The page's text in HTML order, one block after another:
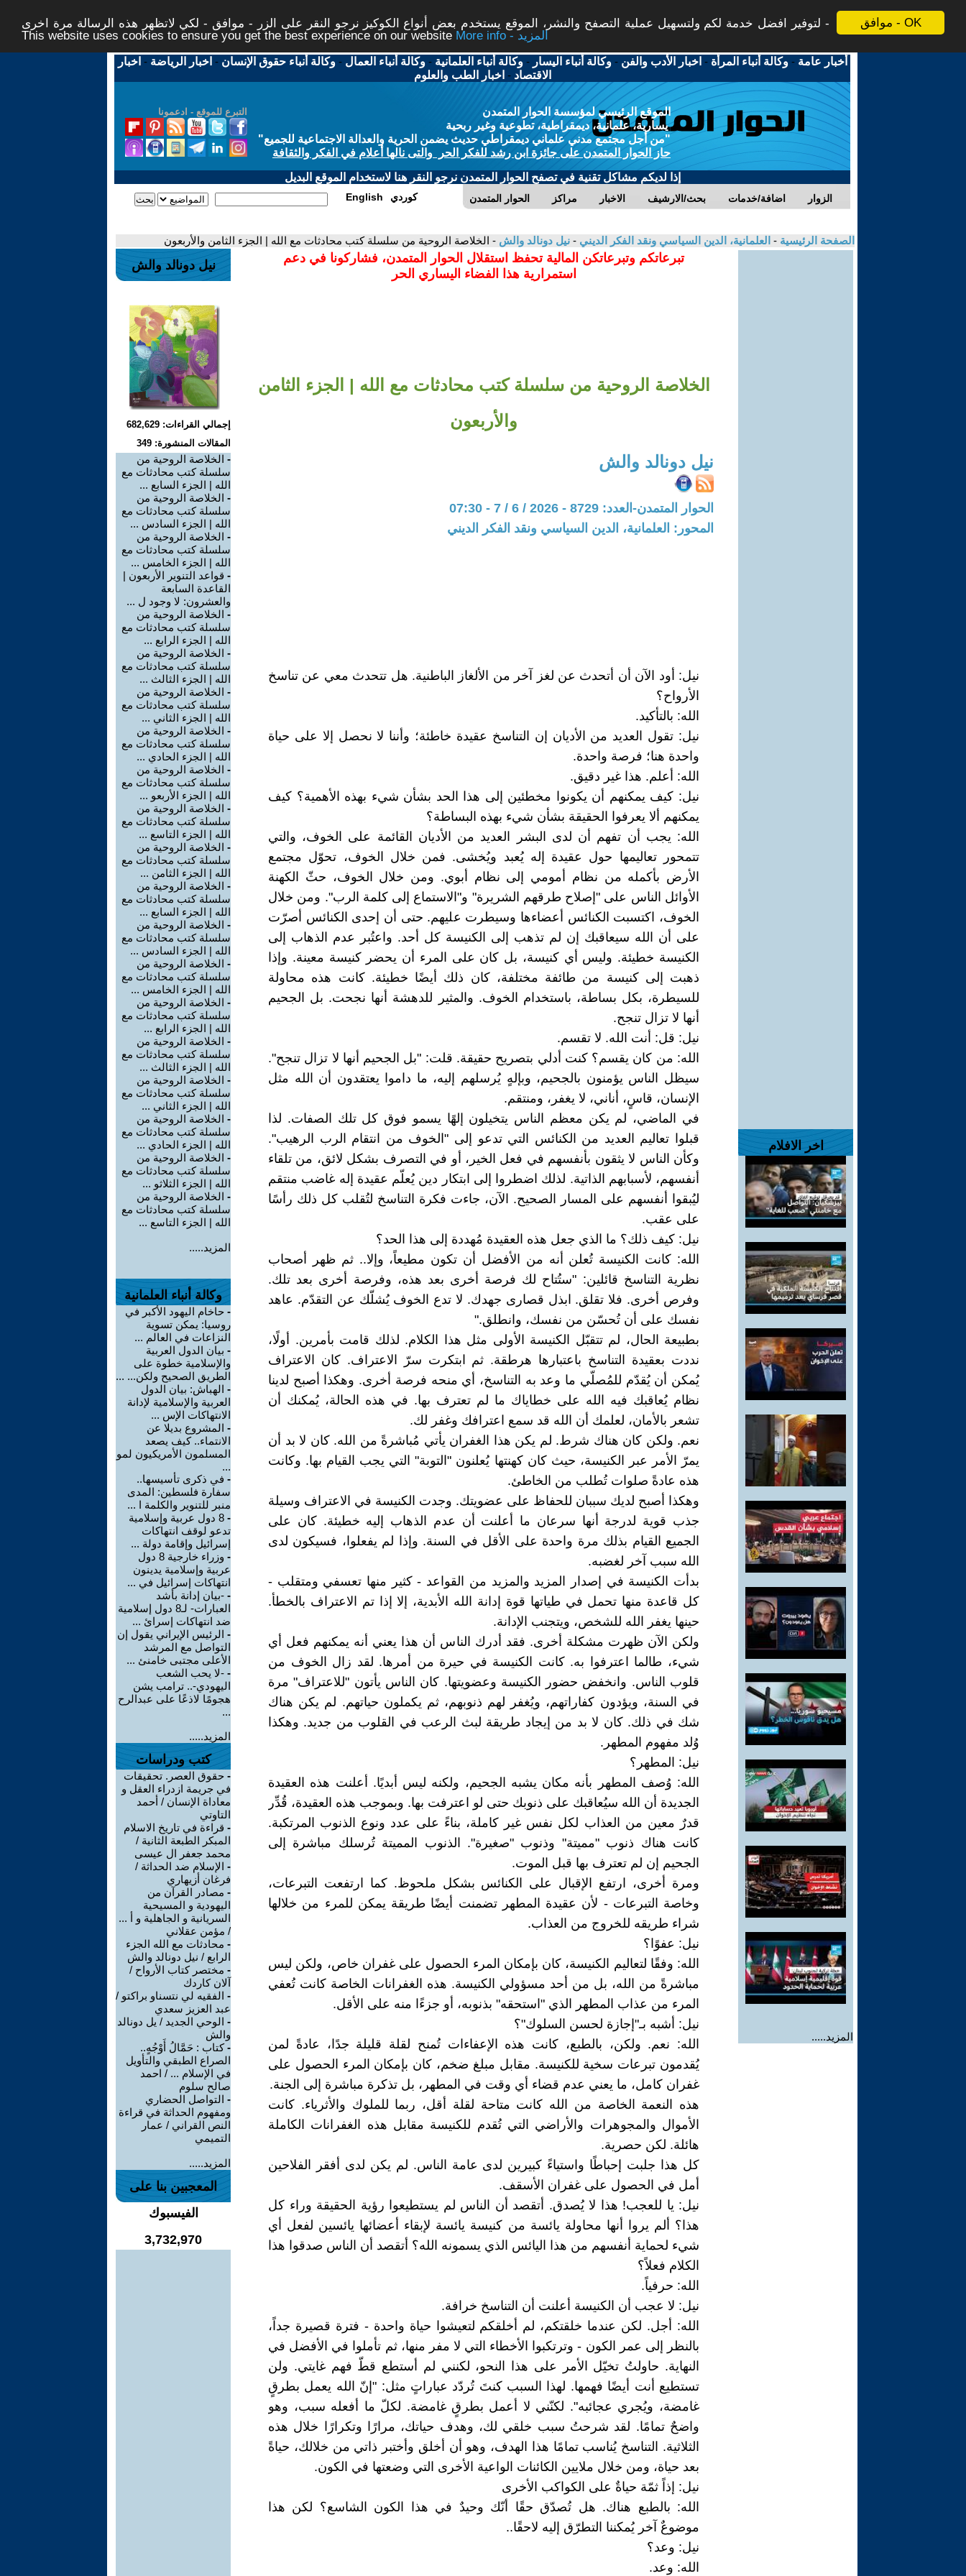
موافق - OK
لتوفير افضل خدمة لكم ولتسهيل عملية التصفح والنشر، الموقع يستخدم بعض أنواع الكوكيز نرجو النقر على الزر - موافق - لكي لاتظهر هذه الرسالة مرة اخرى -
This website uses cookies to ensure you get the best experience on our website
More info - المزيد
أخبار عامة -وكالة أنباء المرأة - اخبار الأدب والفن -وكالة أنباء اليسار -وكالة أنباء العلمانية -وكالة أنباء العمال -وكالة أنباء حقوق الإنسان - اخبار الرياضة - اخبار
الاقتصاد - اخبار الطب والعلوم
التبرع للموقع - ادعمونا
الموقع الرئيسي لمؤسسة الحوار المتمدن
يسارية، علمانية، ديمقراطية، تطوعية وغير ربحية
"من أجل مجتمع مدني علماني ديمقراطي حديث يضمن الحرية والعدالة الاجتماعية للجميع"
حاز الحوار المتمدن على جائزة ابن رشد للفكر الحر والتى نالها أعلام في الفكر والثقافة
إذا لديكم مشاكل تقنية في تصفح الحوار المتمدن نرجو النقر هنا لاستخدام الموقع البديل
الحوار المتمدن مراكز الاخبار بحث/الارشيف اضافة/خدمات الزوار English كوردي
الصفحة الرئيسية - العلمانية، الدين السياسي ونقد الفكر الديني - نيل دونالد والش - الخلاصة الروحية من سلسلة كتب محادثات مع الله | الجزء الثامن والأربعون
اخر الافلام
المزيد.....
تبرعاتكم وتبرعاتكن المالية تحفظ استقلال الحوار المتمدن، فشاركونا في دعم
استمرارية هذا الفضاء اليساري الحر
الخلاصة الروحية من سلسلة كتب محادثات مع الله | الجزء الثامن
والأربعون
نيل دونالد والش
الحوار المتمدن-العدد: 8729 - 2026 / 6 / 7 - 07:30
المحور: العلمانية، الدين السياسي ونقد الفكر الديني
نيل: أود الآن أن أتحدث عن لغز آخر من الألغاز الباطنية. هل تتحدث معي عن تناسخ
الأرواح؟
الله: بالتأكيد.
نيل: تقول العديد من الأديان إن التناسخ عقيدة خاطئة؛ وأننا لا نحصل إلا على حياة
واحدة هنا؛ فرصة واحدة.
الله: أعلم. هذا غير دقيق.
نيل: كيف يمكنهم أن يكونوا مخطئين إلى هذا الحد بشأن شيء بهذه الأهمية؟ كيف
يمكنهم ألا يعرفوا الحقيقة بشأن شيء بهذه البساطة؟
الله: يجب أن تفهم أن لدى البشر العديد من الأديان القائمة على الخوف، والتي
تتمحور تعاليمها حول عقيدة إله يُعبد ويُخشى. فمن خلال الخوف، تحوّل مجتمع
الأرض بأكمله من نظام أمومي إلى نظام أبوي. ومن خلال الخوف، حثّ الكهنة
الأوائل الناس على "إصلاح طرقهم الشريرة" و"الاستماع إلى كلمة الرب". ومن خلال
الخوف، اكتسبت الكنائس أعضاءها وسيطرت عليهم. حتى أن إحدى الكنائس أصرّت
على أن الله سيعاقبك إن لم تذهب إلى الكنيسة كل أحد. واعتُبر عدم الذهاب إلى
الكنيسة خطيئة. وليس أي كنيسة، بل كان على المرء أن يحضر كنيسة معينة. وإذا
ذهبت إلى كنيسة من طائفة مختلفة، كان ذلك أيضًا خطيئة. كانت هذه محاولة
للسيطرة، بكل بساطة، باستخدام الخوف. والمثير للدهشة أنها نجحت. بل الجحيم
أنها لا تزال تنجح.
نيل: قل: أنت الله. لا تقسم.
الله: من كان يقسم؟ كنت أدلي بتصريح حقيقة. قلت: "بل الجحيم أنها لا تزال تنجح".
سيظل الناس يؤمنون بالجحيم، وبإلهٍ يُرسلهم إليه، ما داموا يعتقدون أن الله مثل
الإنسان، قاسٍ، أناني، لا يغفر، ومنتقم.
في الماضي، لم يكن معظم الناس يتخيلون إلهًا يسمو فوق كل تلك الصفات. لذا
قبلوا تعاليم العديد من الكنائس التي تدعو إلى "الخوف من انتقام الرب الرهيب".
وكأن الناس لا يثقون بأنفسهم في فعل الخير، أو في التصرف بشكل لائق، من تلقاء
أنفسهم، لأسبابهم الذاتية. لذلك اضطروا إلى ابتكار دين يُعلّم عقيدة إله غاضب منتقم
ليُبقوا أنفسهم على المسار الصحيح. الآن، جاءت فكرة التناسخ لتُقلب كل ذلك رأسًا
على عقب.
نيل: كيف ذلك؟ ما الذي جعل هذه العقيدة مُهددة إلى هذا الحد؟
الله: كانت الكنيسة تُعلن أنه من الأفضل أن تكون مطيعاً، وإلا.. ثم ظهر أصحاب
نظرية التناسخ قائلين: "ستُتاح لك فرصة أخرى بعد هذه، وفرصة أخرى بعد تلك.
وفرص أخرى. فلا تقلق. ابذل قصارى جهدك. لا تدع الخوف يُشلّك عن التقدّم. عاهد
نفسك على أن تُحسّن من نفسك، وانطلق."
بطبيعة الحال، لم تتقبّل الكنيسة الأولى مثل هذا الكلام. لذلك قامت بأمرين. أولًا،
نددت بعقيدة التناسخ باعتبارها هرطقة. ثم ابتكرت سرّ الاعتراف. كان الاعتراف
يُمكن أن يُقدّم للمُصلّي ما وعد به التناسخ، أي منحه فرصة أخرى. وهكذا أصبح لدينا
نظام يُعاقبك فيه الله على خطاياك ما لم تعترف بها. في هذه الحالة، يُمكنك أن
تشعر بالأمان، لعلمك أن الله قد سمع اعترافك وغفر لك.
نعم. ولكن كان هناك شرط. لم يكن هذا الغفران يأتي مُباشرةً من الله. كان لا بد أن
يمرّ الأمر عبر الكنيسة، حيث كان كهنتها يُعلنون "التوبة" التي يجب القيام بها. وكانت
هذه عادةً صلوات تُطلب من الخاطئ.
وهكذا أصبح لديك سببان للحفاظ على عضويتك. وجدت الكنيسة في الاعتراف وسيلة
جذب قوية لدرجة أنها سرعان ما أعلنت أن عدم الذهاب إليه خطيئة. كان على
الجميع القيام بذلك مرة واحدة على الأقل في السنة. وإذا لم يفعلوا، فسيكون لدى
الله سبب آخر لغضبه.
بدأت الكنيسة في إصدار المزيد والمزيد من القواعد - كثير منها تعسفي ومتقلب -
كل قاعدة منها تحمل في طياتها قوة إدانة الله الأبدية، إلا إذا تم الاعتراف بالخطأ.
حينها يغفر الله للشخص، ويتجنب الإدانة.
ولكن الآن ظهرت مشكلة أخرى. فقد أدرك الناس أن هذا يعني أنه يمكنهم فعل أي
شيء، طالما اعترفوا به. كانت الكنيسة في حيرة من أمرها. لقد زال الخوف من
قلوب الناس. وانخفض حضور الكنيسة وعضويتها. كان الناس يأتون "للاعتراف" مرة
في السنة، ويؤدون كفاراتهم، ويُغفر لهم ذنوبهم، ثم يكملون حياتهم. لم يكن هناك
شك في ذلك. كان لا بد من إيجاد طريقة لبث الرعب في القلوب من جديد. وهكذا
وُلد مفهوم المطهر.
نيل: المطهر؟
الله: وُصف المطهر بأنه مكان يشبه الجحيم، ولكنه ليس أبديًا. أعلنت هذه العقيدة
الجديدة أن الله سيُعاقبك على ذنوبك حتى لو اعترفت بها. وبموجب هذه العقيدة، قُدِّر
قدرٌ معين من العذاب لكل نفس غير كاملة، بناءً على عدد ونوع الذنوب المرتكبة.
كانت هناك ذنوب "مميتة" وذنوب "صغيرة". الذنوب المميتة تُرسلك مباشرة إلى
الجحيم إن لم تعترف بها قبل الموت.
ومرة أخرى، ارتفع الإقبال على الكنائس بشكل ملحوظ. كما ارتفعت التبرعات،
وخاصة التبرعات - لأن عقيدة المطهر تضمنت أيضًا طريقة يمكن للمرء من خلالها
شراء طريقه للخروج من العذاب.
نيل: عفوًا؟
الله: وفقًا لتعاليم الكنيسة، كان بإمكان المرء الحصول على غفران خاص، ولكن ليس
مباشرةً من الله، بل من أحد مسؤولي الكنيسة. هذه الغفرانات الخاصة كانت تُعفي
المرء من عذاب المطهر الذي "استحقه" بذنوبه، أو جزءًا منه على الأقل.
نيل: أشبه بـ"إجازة لحسن السلوك"؟
الله: نعم. ولكن، بالطبع، كانت هذه الإعفاءات تُمنح لقلة قليلة جدًا، عادةً لمن
يُقدمون تبرعات سخية للكنيسة. مقابل مبلغ ضخم، كان بإمكان المرء الحصول على
غفران كامل، ما يعني عدم قضاء أي وقت في المطهر، بل تذكرة مباشرة إلى الجنة.
هذه النعمة الخاصة من الله كانت متاحة لقلة أقل، ربما للملوك والأثرياء. كانت
الأموال والمجوهرات والأراضي التي تُقدم للكنيسة مقابل هذه الغفرانات الكاملة
هائلة. لكن حصرية.
كل هذا جلبت إحباطًا واستياءً كبيرين لدى عامة الناس. لم يكن لدى أفقر الفلاحين
أمل في الحصول على غفران الأسقف.
نيل: يا للعجب! هذا لا يُصدق. أتقصد أن الناس لم يستطيعوا رؤية الحقيقة وراء كل
هذا؟ ألم يروا أنها محاولة يائسة من كنيسة يائسة لإبقاء أعضائها يائسين لفعل أي
شيء لحماية أنفسهم من هذا اليائس الذي يسمونه الله؟ أتقصد أن الناس صدقوا هذا
الكلام فعلاً؟
الله: حرفياً.
نيل: لا عجب أن الكنيسة أعلنت أن التناسخ خرافة.
الله: أجل. لكن عندما خلقتكم، لم أخلقكم لتعيشوا حياة واحدة - فترة قصيرة جداً،
بالنظر إلى عمر الكون - وترتكبوا الأخطاء التي لا مفر منها، ثم تأملوا في الأفضل في
النهاية. حاولتُ تخيّل الأمر على هذا النحو، لكنني لم أستطع قطّ فهم غايتي. ولن
تستطيع أنت أيضًا فهمها. لهذا السبب كنتَ تُردّد عباراتٍ مثل: "إنّ الله يعمل بطرقٍ
غامضة، ويُجري عجائبه". لكنّني لا أعمل بطرقٍ غامضة. لكلّ ما أفعله سبب، وهو
واضحٌ تمامًا. لقد شرحتُ سبب خلقي لك، وهدف حياتك، مرارًا وتكرارًا خلال هذه
الثلاثية. التناسخ يُناسب تمامًا هذا الهدف، وهو أن أخلق وأختبر ذاتي من خلالك، حياةً
بعد حياة، ومن خلال ملايين الكائنات الواعية الأخرى التي وضعتها في الكون.
نيل: إذاً ثمّة حياةٌ على الكواكب الأخرى
الله: بالطبع هناك. هل تُصدّق حقًا أنّك وحيدٌ في هذا الكون الشاسع؟ لكن هذا
موضوعٌ آخر يُمكننا التطرّق إليه لاحقًا..
نيل: وعد؟
الله: وعد.
نيل دونالد والش
إجمالي القراءات: 682,629
المقالات المنشورة: 349
- الخلاصة الروحية من
سلسلة كتب محادثات مع
الله | الجزء السابع ...
- الخلاصة الروحية من
سلسلة كتب محادثات مع
الله | الجزء السادس ...
- الخلاصة الروحية من
سلسلة كتب محادثات مع
الله | الجزء الخامس ...
- قواعد التنوير الأربعون |
القاعدة السابعة
والعشرون: لا وجود ل ...
- الخلاصة الروحية من
سلسلة كتب محادثات مع
الله | الجزء الرابع ...
- الخلاصة الروحية من
سلسلة كتب محادثات مع
الله | الجزء الثالث ...
- الخلاصة الروحية من
سلسلة كتب محادثات مع
الله | الجزء الثاني ...
- الخلاصة الروحية من
سلسلة كتب محادثات مع
الله | الجزء الحادي ...
- الخلاصة الروحية من
سلسلة كتب محادثات مع
الله | الجزء الأربعو ...
- الخلاصة الروحية من
سلسلة كتب محادثات مع
الله | الجزء التاسع ...
- الخلاصة الروحية من
سلسلة كتب محادثات مع
الله | الجزء الثامن ...
- الخلاصة الروحية من
سلسلة كتب محادثات مع
الله | الجزء السابع ...
- الخلاصة الروحية من
سلسلة كتب محادثات مع
الله | الجزء السادس ...
- الخلاصة الروحية من
سلسلة كتب محادثات مع
الله | الجزء الخامس ...
- الخلاصة الروحية من
سلسلة كتب محادثات مع
الله | الجزء الرابع ...
- الخلاصة الروحية من
سلسلة كتب محادثات مع
الله | الجزء الثالث ...
- الخلاصة الروحية من
سلسلة كتب محادثات مع
الله | الجزء الثاني ...
- الخلاصة الروحية من
سلسلة كتب محادثات مع
الله | الجزء الحادي ...
- الخلاصة الروحية من
سلسلة كتب محادثات مع
الله | الجزء الثلاثو ...
- الخلاصة الروحية من
سلسلة كتب محادثات مع
الله | الجزء التاسع ...
المزيد.....
وكالة أنباء العلمانية
- حاخام اليهود الأكبر في
روسيا: يمكن تسوية
النزاعات في العالم ...
- بيان الدول العربية
والإسلامية خطوة على
الطريق الصحيح ولكن... ...
- الهباش: بيان الدول
العربية والإسلامية لإدانة
الانتهاكات الإس ...
- المشروع بديلا عن
الانتماء.. كيف يصعد
المسلمون الأمريكيون لمو
...
- في ذكرى تأسيسها..
سفارة فلسطين: المدى
منبر للتنوير والكلمة ا ...
-
8 دول عربية وإسلامية
تدعو لوقف انتهاكات
إسرائيل وإقامة دولة ...
-
وزراء خارجية 8 دول
عربية وإسلامية يدينون
انتهاكات إسرائيل في ...
- -بيان إدانة بأشد
العبارات- لـ8 دول إسلامية
ضد انتهاكات إسرائ ...
- الرئيس الإيراني يقول إن
التواصل مع المرشد
الأعلى مجتبى خامنئ ...
- -لا يحب الشعب
اليهودي-.. ترامب يشن
هجومًا لاذعًا على عبدالرح
...
المزيد.....
كتب ودراسات
- حقوق العصر. تحقيقات
في جريمة ازدراء العقل و
معاداة الإنسان / أحمد
التاوتي
- قراءة في تاريخ الاسلام
المبكر الطبعة الثانية /
محمد جعفر ال عيسى
- الإسلام ضد الحداثة /
فرغان أزيهاري
- مصادر القرآن من
اليهودية و المسيحية
السريانية و الجاهلية و أ ...
/ مؤمن عقلاني
- محادثات مع الله الجزء
الرابع / نيل دونالد والش
- مختصر كتاب الأرواح /
آلان كاردك
- الفقيه لي نتسناو براكتو /
عبد العزيز سعدي
- الوحي الجديد / يل دونالد
والش
-كتاب : حَمَّالُ أَوْجُهٍ..
الصراع الطبقي والتأويل
في الإسلام ... / احمد
صالح سلوم
- التواصل الحضاري
ومفهوم الحداثة في قراءة
النص القراني / عمار
التميمي
المزيد.....
المعجبين بنا على
الفيسبوك
3,732,970